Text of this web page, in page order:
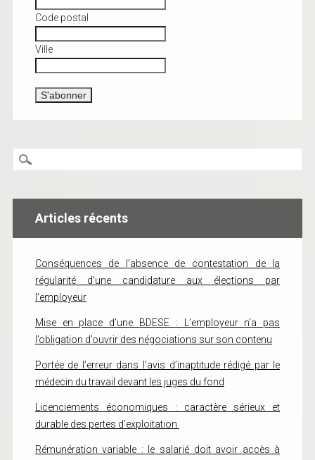
Code postal
Ville
Articles récents
Conséquences de l’absence de contestation de la
régularité d’une candidature aux élections par
l’employeur
Mise en place d’une BDESE : L’employeur n’a pas
l’obligation d’ouvrir des négociations sur son contenu
Portée de l’erreur dans l’avis d’inaptitude rédigé par le
médecin du travail devant les juges du fond
Licenciements économiques : caractère sérieux et
durable des pertes d’exploitation
Rémunération variable : le salarié doit avoir accès à